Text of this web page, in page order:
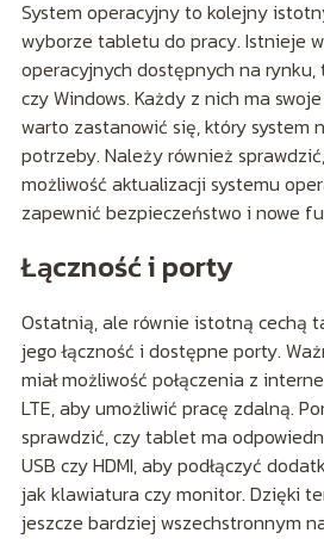
System operacyjny to kolejny
wyborze tabletu do pracy. Istnieje
operacyjnych dostępnych na rynku,
czy Windows. Każdy z nich ma
warto zastanowić się, który system
potrzeby. Należy również
możliwość aktualizacji systemu
zapewnić bezpieczeństwo i nowe
Łączność i porty
Ostatnią, ale równie istotną cechą
jego łączność i dostępne porty.
miał możliwość połączenia z
LTE, aby umożliwić pracę zdalną.
sprawdzić, czy tablet ma
USB czy HDMI, aby podłączyć
jak klawiatura czy monitor. Dzięki
jeszcze bardziej wszechstronnym